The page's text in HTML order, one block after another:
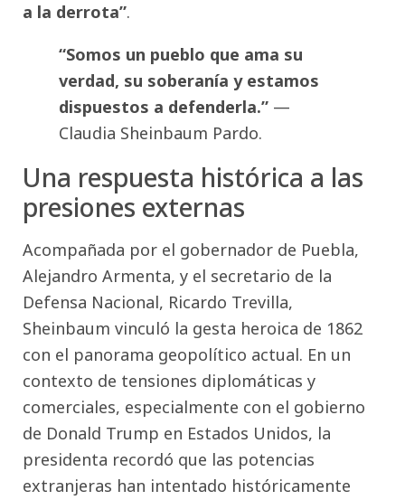
a la derrota”.
“Somos un pueblo que ama su
verdad, su soberanía y estamos
dispuestos a defenderla.” —
Claudia Sheinbaum Pardo.
Una respuesta histórica a las
presiones externas
Acompañada por el gobernador de Puebla,
Alejandro Armenta, y el secretario de la
Defensa Nacional, Ricardo Trevilla,
Sheinbaum vinculó la gesta heroica de 1862
con el panorama geopolítico actual. En un
contexto de tensiones diplomáticas y
comerciales, especialmente con el gobierno
de Donald Trump en Estados Unidos, la
presidenta recordó que las potencias
extranjeras han intentado históricamente